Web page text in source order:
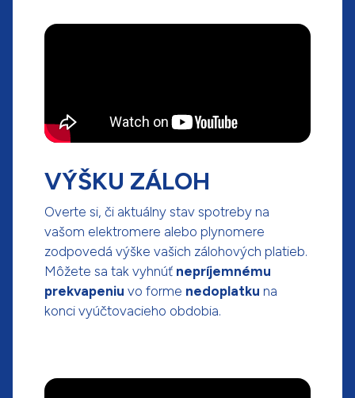
VÝŠKU ZÁLOH
Overte si, či aktuálny stav spotreby na
vašom elektromere alebo plynomere
zodpovedá výške vašich zálohových platieb.
Môžete sa tak vyhnúť nepríjemnému
prekvapeniu vo forme nedoplatku na
konci vyúčtovacieho obdobia.